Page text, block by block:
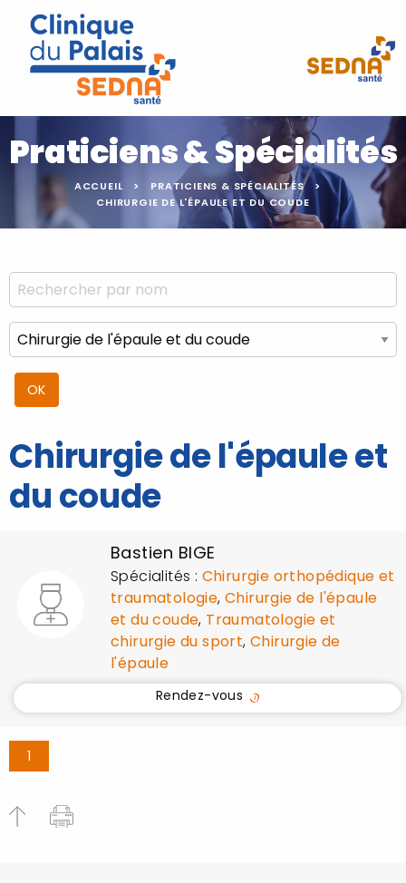
Praticiens & Spécialités
ACCUEIL
PRATICIENS & SPÉCIALITÉS
CHIRURGIE DE L'ÉPAULE ET DU COUDE
Chirurgie de l'épaule et
du coude
Bastien BIGE
Spécialités : Chirurgie orthopédique et
traumatologie,Chirurgie de l'épaule
et du coude, Traumatologie et
chirurgie du sport,Chirurgie de
l'épaule
Rendez-vous
1